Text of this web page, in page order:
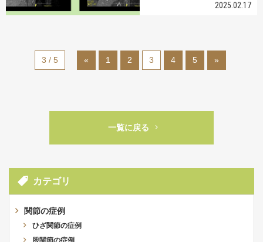
2025.02.17
3 / 5 « 1 2 3 4 5 »
一覧に戻る
カテゴリ
関節の症例
ひざ関節の症例
股関節の症例